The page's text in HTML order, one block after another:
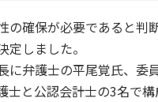
の確保が必要であると
しました。
に弁護士の平尾覚氏、
と公認会計士の3名で構